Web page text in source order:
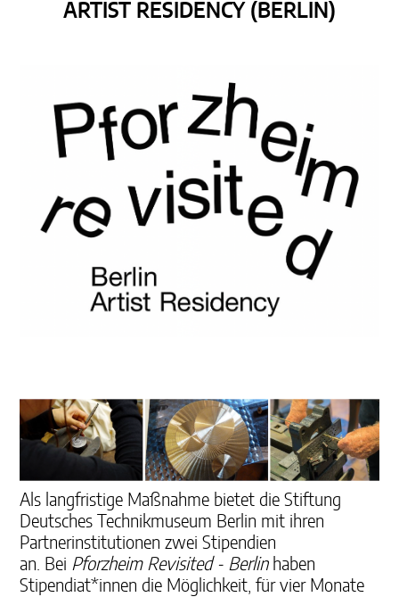
ARTIST RESIDENCY (BERLIN)
Als langfristige Maßnahme bietet die Stiftung
Deutsches Technikmuseum Berlin mit ihren
Partnerinstitutionen zwei Stipendien
an. Bei Pforzheim Revisited - Berlinhaben
Stipendiat*innen die Möglichkeit, für vier Monate